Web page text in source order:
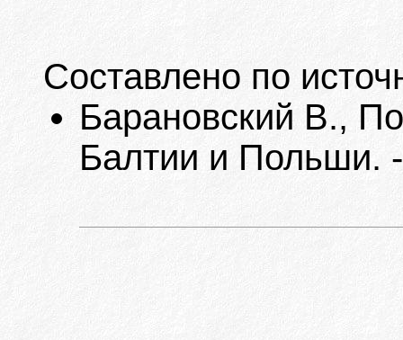
Составлено по
Барановский В.,
Балтии и Польши.